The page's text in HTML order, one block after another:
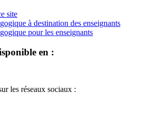
site
à destination des enseignants
pour les enseignants
en :
les réseaux sociaux :